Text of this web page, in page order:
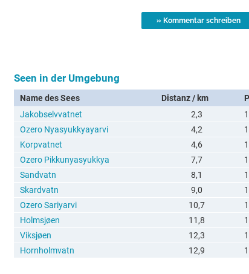
Seen in der Umgebung
Name des Sees Distanz / km
Jakobselvvatnet
2,3
Ozero Nyasyukkyayarvi
4,2
Korpvatnet
4,6
Ozero Pikkunyasyukkya
7,7
Sandvatn
8,1
Skardvatn
9,0
Ozero Sariyarvi
10,7
Holmsjøen
11,8
Viksjøen
12,3
Hornholmvatn
12,9